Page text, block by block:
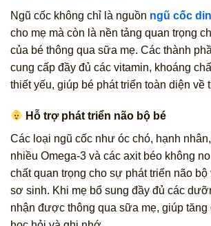
Ngũ cốc không chỉ là nguồn ngũ cốc
cho mẹ mà còn là nền tảng quan trọng
của bé thông qua sữa mẹ. Các thành
cung cấp đầy đủ các vitamin, khoáng
thiết yếu, giúp bé phát triển toàn diện về
Hỗ trợ phát triển não bộ bé
Các loại ngũ cốc như óc chó, hạnh
nhiều Omega-3 và các axit béo không
chất quan trọng cho sự phát triển não bộ
sơ sinh. Khi mẹ bổ sung đầy đủ các
nhận được thông qua sữa mẹ, giúp